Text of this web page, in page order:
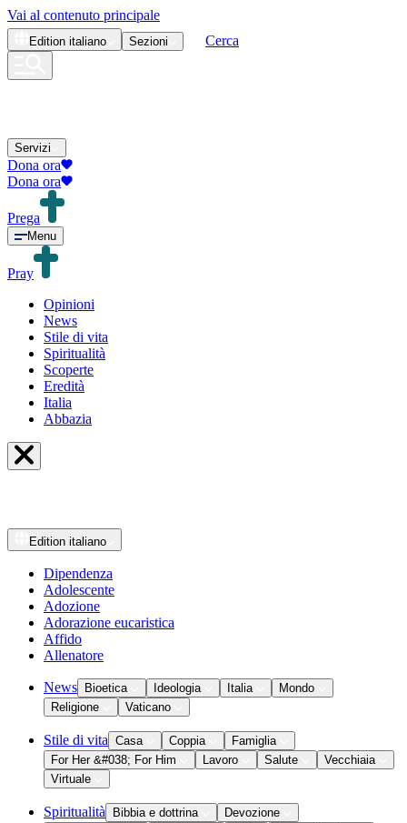
Vai al contenuto principale
Edition italiano Sezioni Cerca
Servizi
Dona ora
Dona ora
Prega
Menu
Pray
Opinioni
News
Stile di vita
Spiritualità
Scoperte
Eredità
Italia
Abbazia
Edition italiano
Dipendenza
Adolescente
Adozione
Adorazione eucaristica
Affido
Allenatore
News Bioetica Ideologia Italia
Mondo
Religione
Vaticano
Stile di vita Casa Coppia
Famiglia
For Her &#038; For Him
Lavoro Salute
Vecchiaia
Virtuale
Spiritualità Bibbia e dottrina
Devozione